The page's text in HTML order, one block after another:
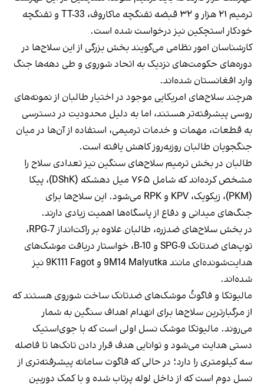
ترمیم ۲۱ هزار و ۳۲ قبضه تفنگچه ماکاروف، TT-33 و تفنگچه
خودکار استچکین نیز درخواست شده است.
کارشناسان امور نظامی می‌گویند بخش بزرگی از این سلاح‌ها در
دوره‌های حکومت‌های نزدیک به اتحاد شوروی و طی دهه‌ها جنگ
وارد افغانستان شده‌اند.
هرچند سلاح‌های امریکایی موجود در اختیار طالبان از نمونه‌های
روسی پیشرفته‌تر هستند، اما به دلیل محدودیت در دسترسی
به قطعات، مهمات و خدمات ترمیمی، استفاده از آن‌ها در میان
جنگجویان طالبان روزبه‌روز کاهش یافته است.
طالبان در بخش ترمیم سلاح‌های سنگین نیز تعدادی سلاح را
مشخص کرده‌اند که شامل ۷۶۵ میل دهشکه (DShK)، پیکا
(PKM)، زیکویک، KPV و RPK می‌شود. این سلاح‌ها برای
جنگ‌های میدانی و دفاع از پاسگاه‌ها اهمیت زیادی دارند.
در بخش سلاح‌های ضدزره، طالبان علاوه بر راکت‌انداز RPG-7،
توپ‌های ضدتانک SPG-9 و B-10، خواستار دریافت موشک‌های
هدایت‌شونده‌ای مانند 9M14 Malyutka و 9K111 Fagot نیز
شده‌اند.
مالیوتکا و فاگوتُ موشک‌های ضدتانک ساخت شوروی هستند که
از مرگبارترین سلاح‌ها برای انهدام اهداف سنگین به شمار
می‌روند. مالیوتکا موشک نسل اولی است که با جوی‌استیک
دستی هدایت می‌شود و توانایی هدف قرار دادن تانک‌ها تا فاصله
سه کیلومتری را دارد؛ در حالی که فاگوت سامانه پیشرفته‌تری از
نسل دوم است که از داخل لوله پرتاب شده و با کمک دوربین